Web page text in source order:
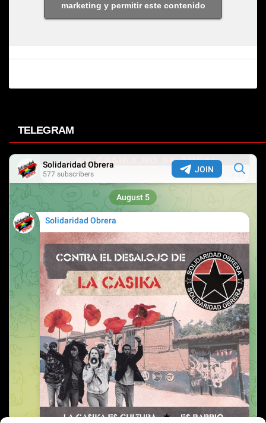
marketing y permitir este contenido
TELEGRAM